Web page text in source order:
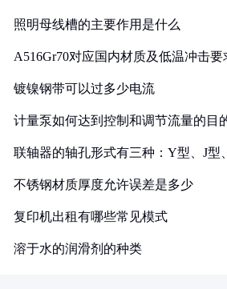
照明母线槽的主要作用是什么
A516Gr70对应国内材质及低温冲击要
镀镍钢带可以过多少电流
计量泵如何达到控制和调节流量的目
联轴器的轴孔形式有三种：Y型、J型
不锈钢材质厚度允许误差是多少
复印机出租有哪些常见模式
溶于水的润滑剂的种类